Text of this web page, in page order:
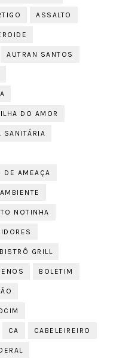
ASSALTO
AUTRAN SANTOS
DO AMOR
SANITÁRIA
DE AMEAÇA
NOTINHA
BISTRÔ GRILL
BOLETIM
CA CABELEIREIRO